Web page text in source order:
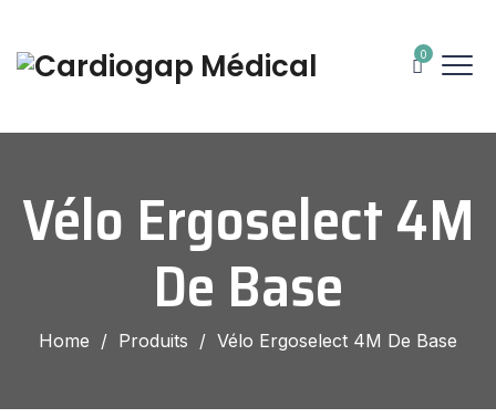
0
Vélo Ergoselect 4M
De Base
Home / Produits / Vélo Ergoselect 4M De Base